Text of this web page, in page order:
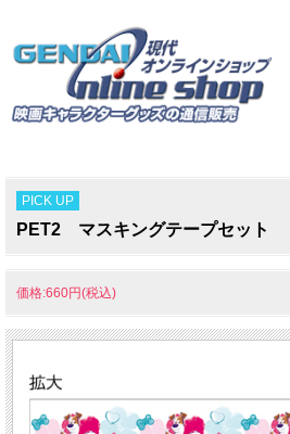
PICK UP
PET2 マスキングテープセット
価格:660円(税込)